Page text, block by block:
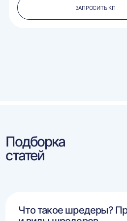
ЗАПРОСИТЬ КП
Подборка
статей
Что такое шредеры?